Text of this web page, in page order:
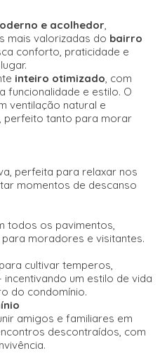
e acolhedor,
mais valorizadas do bairro
conforto, praticidade e
inteiro otimizado, com
funcionalidade e estilo. O
ventilação natural e
perfeito tanto para morar
perfeita para relaxar nos
momentos de descanso
todos os pavimentos,
moradores e visitantes.
cultivar temperos,
um estilo de vida
do condomínio.
amigos e familiares em
descontraídos, com